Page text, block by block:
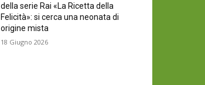
della serie Rai «La Ricetta della
Felicità»: si cerca una neonata di
origine mista
18 Giugno 2026